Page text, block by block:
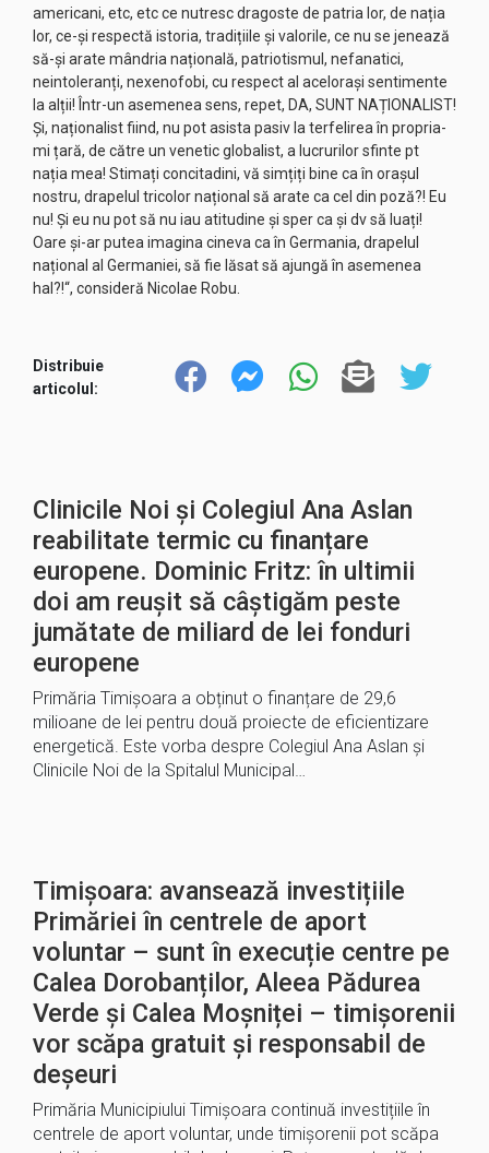
americani, etc, etc ce nutresc dragoste de patria lor, de nația
lor, ce-și respectă istoria, tradițiile și valorile, ce nu se jenează
să-și arate mândria națională, patriotismul, nefanatici,
neintoleranți, nexenofobi, cu respect al acelorași sentimente
la alții! Într-un asemenea sens, repet, DA, SUNT NAȚIONALIST!
Și, naționalist fiind, nu pot asista pasiv la terfelirea în propria-
mi țară, de către un venetic globalist, a lucrurilor sfinte pt
nația mea! Stimați concitadini, vă simțiți bine ca în orașul
nostru, drapelul tricolor național să arate ca cel din poză?! Eu
nu! Și eu nu pot să nu iau atitudine și sper ca și dv să luați!
Oare și-ar putea imagina cineva ca în Germania, drapelul
național al Germaniei, să fie lăsat să ajungă în asemenea
hal?!“, consideră Nicolae Robu.
Distribuie
articolul:
Clinicile Noi și Colegiul Ana Aslan
reabilitate termic cu finanțare
europene. Dominic Fritz: în ultimii
doi am reușit să câștigăm peste
jumătate de miliard de lei fonduri
europene
Primăria Timișoara a obținut o finanțare de 29,6
milioane de lei pentru două proiecte de eficientizare
energetică. Este vorba despre Colegiul Ana Aslan și
Clinicile Noi de la Spitalul Municipal…
Timișoara: avansează investițiile
Primăriei în centrele de aport
voluntar – sunt în execuție centre pe
Calea Dorobanților, Aleea Pădurea
Verde și Calea Moșniței – timișorenii
vor scăpa gratuit și responsabil de
deșeuri
Primăria Municipiului Timișoara continuă investițiile în
centrele de aport voluntar, unde timișorenii pot scăpa